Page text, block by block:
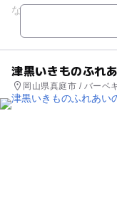
などのスポーツ、さ
えた温泉まで堪能す
津黒いきものふれ
岡山県真庭市 / バーベ